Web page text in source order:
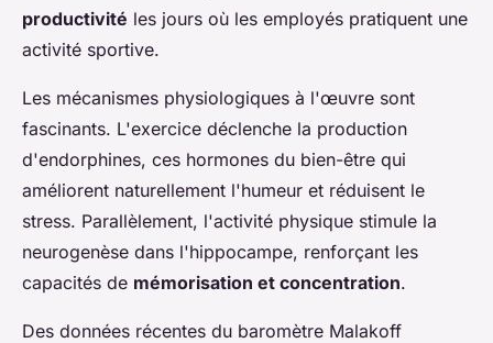
productivité les jours où les employés pratiquent une
activité sportive.
Les mécanismes physiologiques à l'œuvre sont
fascinants. L'exercice déclenche la production
d'endorphines, ces hormones du bien-être qui
améliorent naturellement l'humeur et réduisent le
stress. Parallèlement, l'activité physique stimule la
neurogenèse dans l'hippocampe, renforçant les
capacités de mémorisation et concentration.
Des données récentes du baromètre Malakoff